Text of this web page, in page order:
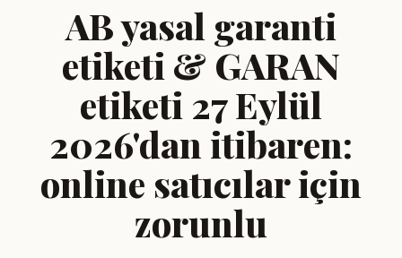
AB yasal garanti
etiketi & GARAN
etiketi 27 Eylül
2026'dan itibaren:
online satıcılar için
zorunlu